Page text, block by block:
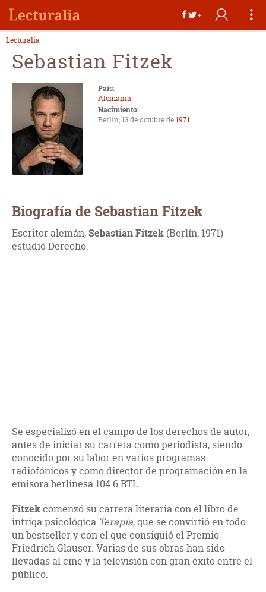
Lecturalia
Sebastian Fitzek
País:
Alemania
Nacimiento:
Berlín, 13 de octubre de1971
Biografía de Sebastian Fitzek
Escritor alemán,Sebastian Fitzek (Berlín, 1971)
estudió Derecho.
Se especializó en el campo de los derechos de autor,
antes de iniciar su carrera como periodista, siendo
conocido por su labor en varios programas
radiofónicos y como director de programación en la
emisora berlinesa 104.6 RTL.
Fitzekcomenzó su carrera literaria con el libro de
intriga psicológica Terapia, que se convirtió en todo
un bestseller y con el que consiguió el Premio
Friedrich Glauser. Varias de sus obras han sido
llevadas al cine y la televisión con gran éxito entre el
público.